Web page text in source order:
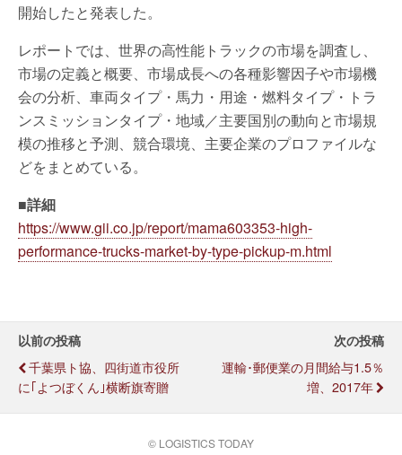
開始したと発表した。
レポートでは、世界の高性能トラックの市場を調査し、
市場の定義と概要、市場成長への各種影響因子や市場機
会の分析、車両タイプ・馬力・用途・燃料タイプ・トラ
ンスミッションタイプ・地域／主要国別の動向と市場規
模の推移と予測、競合環境、主要企業のプロファイルな
どをまとめている。
■詳細
https://www.gii.co.jp/report/mama603353-high-
performance-trucks-market-by-type-pickup-m.html
以前の投稿
千葉県ト協、四街道市役所
に｢よつぼくん｣横断旗寄贈
次の投稿
運輸･郵便業の月間給与1.5％
増、2017年
© LOGISTICS TODAY